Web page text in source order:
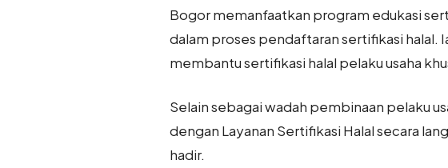
Bogor memanfaatkan program edukasi
dalam proses pendaftaran sertifikasi halal.
membantu sertifikasi halal pelaku usaha
Selain sebagai wadah pembinaan pelaku
dengan Layanan Sertifikasi Halal secara
hadir.